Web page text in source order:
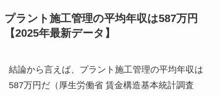
プラント施工管理の平均年収は587万円
【2025年最新データ】
結論から言えば、プラント施工管理の平均年収は
587万円だ（厚生労働省 賃金構造基本統計調査